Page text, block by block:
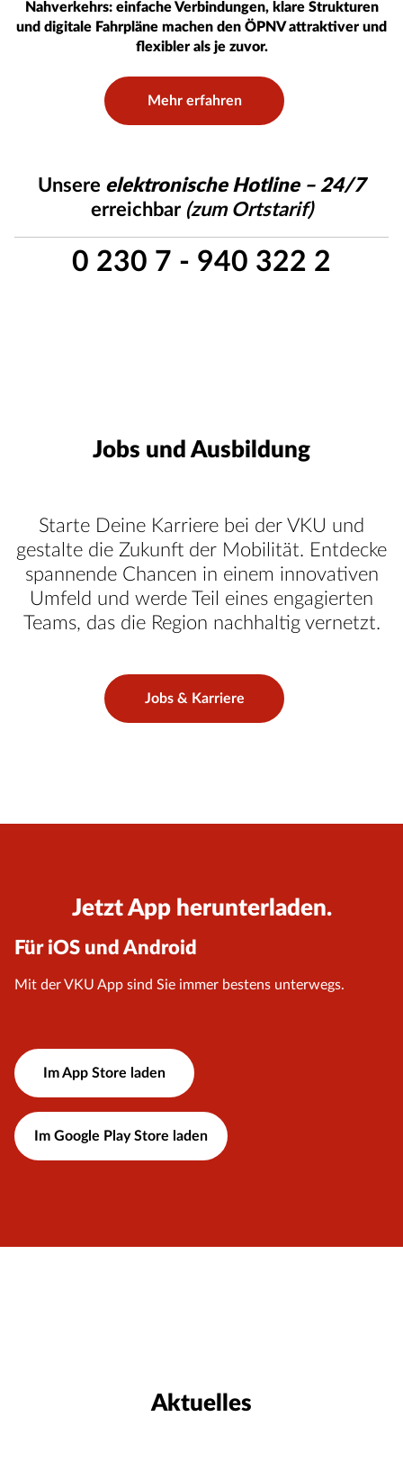
Nahverkehrs: einfache Verbindungen, klare Strukturen
und digitale Fahrpläne machen den ÖPNV attraktiver und
flexibler als je zuvor.
Mehr erfahren
Unsere elektronische Hotline – 24/7
erreichbar (zum Ortstarif)
0 230 7 - 940 322 2
Jobs und Ausbildung
Starte Deine Karriere bei der VKU und
gestalte die Zukunft der Mobilität. Entdecke
spannende Chancen in einem innovativen
Umfeld und werde Teil eines engagierten
Teams, das die Region nachhaltig vernetzt.
Jobs & Karriere
Jetzt App herunterladen.
Für iOS und Android
Mit der VKU App sind Sie immer bestens unterwegs.
Im App Store laden
Im Google Play Store laden
Aktuelles